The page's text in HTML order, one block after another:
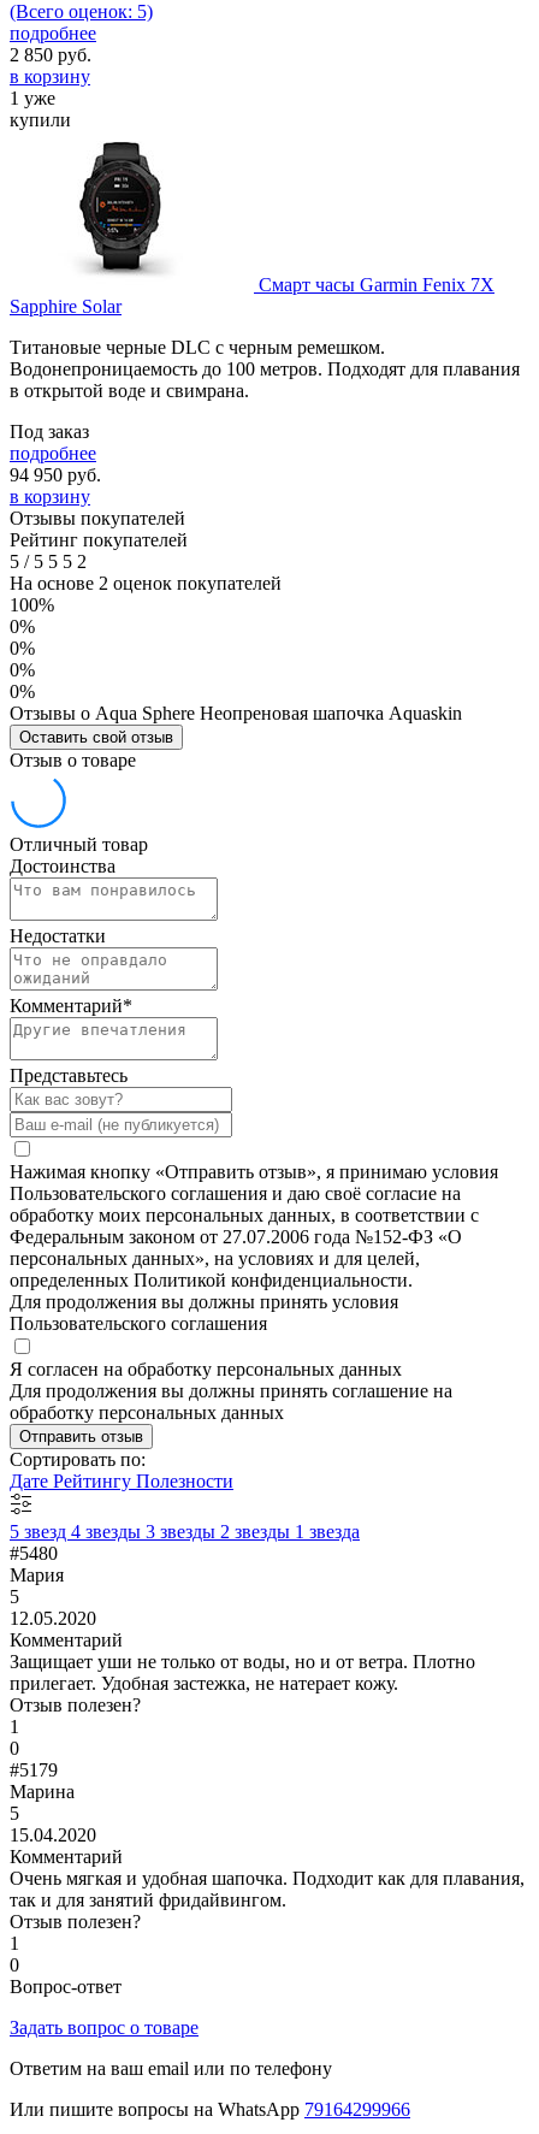
(Всего оценок: 5)
подробнее
2 850 руб.
в корзину
1 уже
купили
Смарт часы Garmin Fenix 7X
Sapphire Solar
Титановые черные DLC с черным ремешком.
Водонепроницаемость до 100 метров. Подходят для плавания
в открытой воде и свимрана.
Под заказ
подробнее
94 950 руб.
в корзину
Отзывы покупателей
Рейтинг покупателей
5 /5 5 5 2
На основе 2 оценок покупателей
100%
0%
0%
0%
0%
Отзывы о Aqua Sphere Неопреновая шапочка Aquaskin
Оставить свой отзыв
Отзыв о товаре
Отличный товар
Достоинства
Недостатки
Комментарий*
Представьтесь
Нажимая кнопку «Отправить отзыв», я принимаю условия
Пользовательского соглашения и даю своё согласие на
обработку моих персональных данных, в соответствии с
Федеральным законом от 27.07.2006 года №152-ФЗ «О
персональных данных», на условиях и для целей,
определенных Политикой конфиденциальности.
Для продолжения вы должны принять условия
Пользовательского соглашения
Я согласен на обработку персональных данных
Для продолжения вы должны принять соглашение на
обработку персональных данных
Отправить отзыв
Сортировать по:
Дате Рейтингу Полезности
5 звезд 4 звезды 3 звезды 2 звезды 1 звезда
#5480
Мария
5
12.05.2020
Комментарий
Защищает уши не только от воды, но и от ветра. Плотно
прилегает. Удобная застежка, не натерает кожу.
Отзыв полезен?
1
0
#5179
Марина
5
15.04.2020
Комментарий
Очень мягкая и удобная шапочка. Подходит как для плавания,
так и для занятий фридайвингом.
Отзыв полезен?
1
0
Вопрос-ответ
Задать вопрос о товаре
Ответим на ваш email или по телефону
Или пишите вопросы на WhatsApp 79164299966